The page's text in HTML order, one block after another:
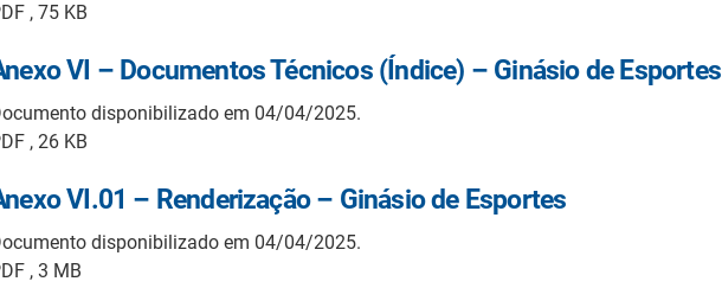
, 75 KB
VI – Documentos Técnicos (Índice) – Ginásio de Esportes
disponibilizado em 04/04/2025.
, 26 KB
VI.01 – Renderização – Ginásio de Esportes
disponibilizado em 04/04/2025.
, 3 MB